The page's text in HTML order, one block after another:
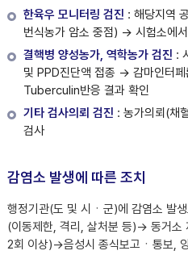
한육우 모니터링 검진 : 해당지역
번식농가 암소 중점) → 시험소에
결핵병 양성농가, 역학농가 검진 :
및 PPD진단액 접종 → 감마인터
Tuberculin반응 결과 확인
기타 검사의뢰 검진 : 농가의뢰(채
검사
감염소 발생에 따른 조치
행정기관(도 및 시ㆍ군)에 감염소 발
(이동제한, 격리, 살처분 등)→ 동거
2회 이상)→음성시 종식보고ㆍ통보,